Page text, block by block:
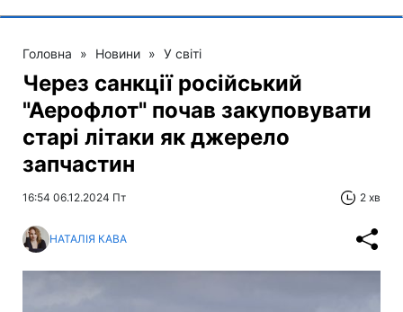
Головна » Новини » У світі
Через санкції російський
"Аерофлот" почав закуповувати
старі літаки як джерело
запчастин
16:54 06.12.2024 Пт 2 хв
НАТАЛІЯ КАВА